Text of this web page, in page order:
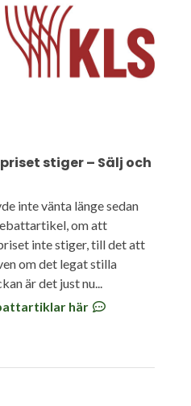
stiger – Sälj och
inte vänta länge sedan
om att
inte stiger, till det att
om det legat stilla
är det just nu...
här